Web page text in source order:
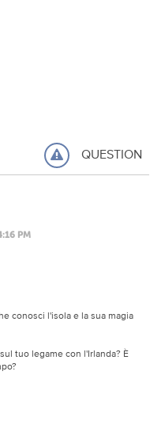
QUESTION
PM
conosci l'isola e la sua magia
tuo legame con l'Irlanda? È